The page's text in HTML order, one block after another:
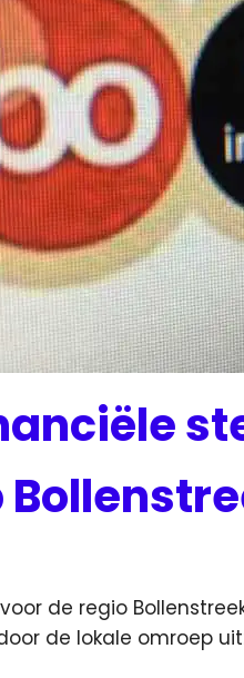
de regio
de lokale omroep